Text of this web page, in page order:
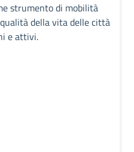
strumento di mobilità
della vita delle città
e attivi.